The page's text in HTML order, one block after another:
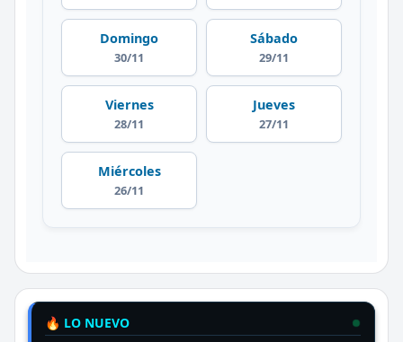
Domingo
30/11
Sábado
29/11
Viernes
28/11
Jueves
27/11
Miércoles
26/11
🔥 LO NUEVO